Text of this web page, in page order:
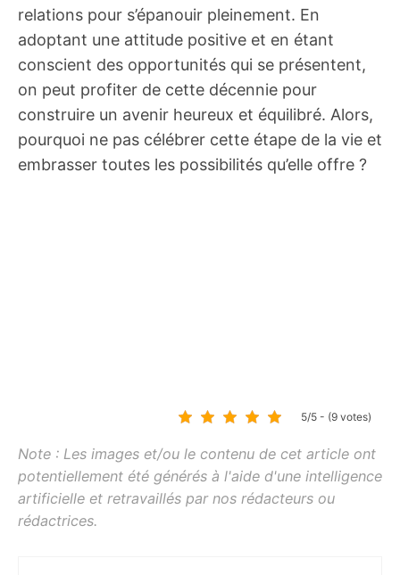
relations pour s’épanouir pleinement. En
adoptant une attitude positive et en étant
conscient des opportunités qui se présentent,
on peut profiter de cette décennie pour
construire un avenir heureux et équilibré. Alors,
pourquoi ne pas célébrer cette étape de la vie et
embrasser toutes les possibilités qu’elle offre ?
5/5 - (9 votes)